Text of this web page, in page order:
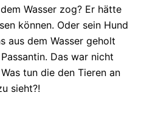
Wasser zog? Er hätte
können. Oder sein Hund
aus dem Wasser geholt
Das war nicht
tun die den Tieren an
sieht?!